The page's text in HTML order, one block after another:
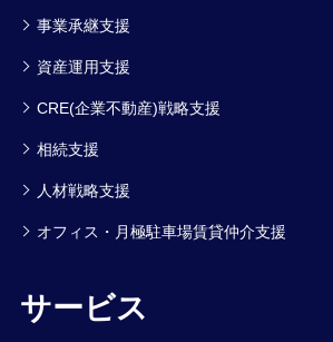
事業承継支援
資産運用支援
CRE(企業不動産)戦略支援
相続支援
人材戦略支援
オフィス・月極駐車場賃貸仲介支援
サービス